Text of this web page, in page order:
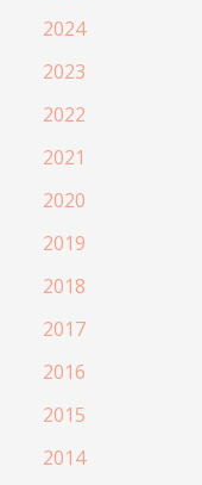
2024
2023
2022
2021
2020
2019
2018
2017
2016
2015
2014